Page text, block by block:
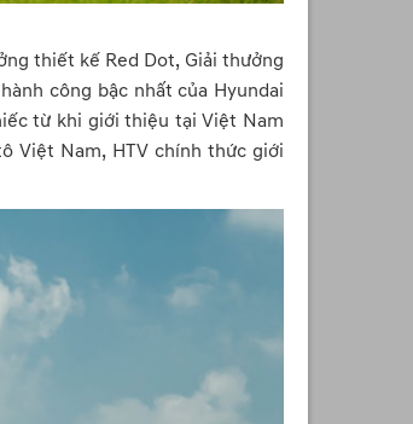
thiết kế Red Dot, Giải thưởng
công bậc nhất của Hyundai
từ khi giới thiệu tại Việt Nam
Việt Nam, HTV chính thức giới